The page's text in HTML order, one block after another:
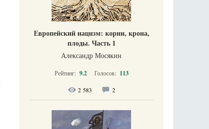
Европейский нацизм: корни, крона,
плоды. Часть 1
Александр Мосякин
Рейтинг: 9.2 Голосов: 113
2 583 2